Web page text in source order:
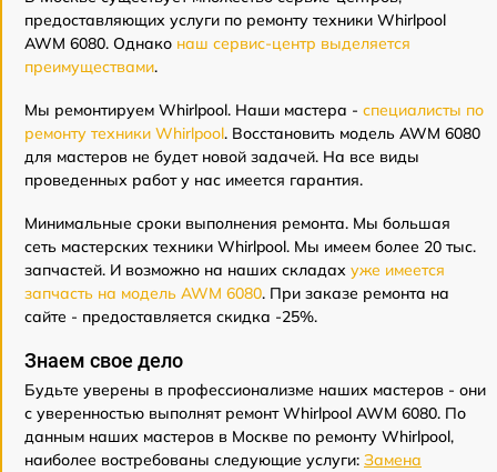
предоставляющих услуги по ремонту техники Whirlpool
AWM 6080. Однако наш сервис-центр выделяется
преимуществами.
Мы ремонтируем Whirlpool. Наши мастера - специалисты по
ремонту техники Whirlpool. Восстановить модель AWM 6080
для мастеров не будет новой задачей. На все виды
проведенных работ у нас имеется гарантия.
Минимальные сроки выполнения ремонта. Мы большая
сеть мастерских техники Whirlpool. Мы имеем более 20 тыс.
запчастей. И возможно на наших складах уже имеется
запчасть на модель AWM 6080. При заказе ремонта на
сайте - предоставляется скидка -25%.
Знаем свое дело
Будьте уверены в профессионализме наших мастеров - они
с уверенностью выполнят ремонт Whirlpool AWM 6080. По
данным наших мастеров в Москве по ремонту Whirlpool,
наиболее востребованы следующие услуги: Замена